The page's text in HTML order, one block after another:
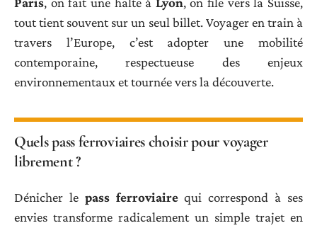
tout tient souvent sur un seul billet. Voyager en train à
travers l’Europe, c’est adopter une mobilité
contemporaine, respectueuse des enjeux
environnementaux et tournée vers la découverte.
Quels pass ferroviaires choisir pour voyager
librement ?
Dénicher le pass ferroviairequi correspond à ses
envies transforme radicalement un simple trajet en